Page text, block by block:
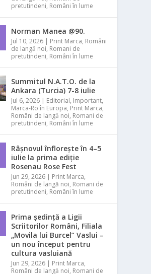
pretutindeni, Români în lume
Norman Manea @90.
Jul 10, 2026 | Print Marca, Români
de langă noi, Romani de
pretutindeni, Români în lume
Summitul N.A.T.O. de la
Ankara (Turcia) 7-8 iulie
Jul 6, 2026 | Editorial, Important,
Marca-Ro în Europa, Print Marca,
Români de langă noi, Romani de
pretutindeni, Români în lume
Râșnovul înflorește în 4–5
iulie la prima ediție
Rosenau Rose Fest
Jun 29, 2026 | Print Marca,
Români de langă noi, Romani de
pretutindeni, Români în lume
Prima ședință a Ligii
Scriitorilor Români, Filiala
„Movila lui Burcel” Vaslui –
un nou început pentru
cultura vasluiană
Jun 29, 2026 | Print Marca,
Români de langă noi, Romani de